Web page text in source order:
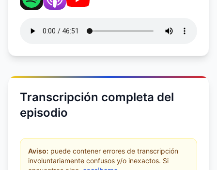
Transcripción completa del
episodio
Aviso: puede contener errores de transcripción
involuntariamente confusos y/o inexactos. Si